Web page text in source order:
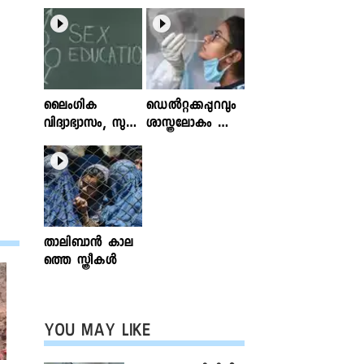
ലൈംഗിക
വിദ്യാഭ്യാസം, സുര
ക്ഷിതവും അ
ല്ലാത്തതുമായ സ്പ
ര്‍ശനങ്ങള്‍; ഇ
ന്‍ഫോക്ലിനിക്ക്
ലേഖനം
വായിക്കാം
ഡെൽറ്റക്കപ്പുറവും
ശാസ്ത്രലോകം ശ്ര
താലിബാന്‍ കാല
ത്തെ സ്ത്രീകള്‍
YOU MAY LIKE